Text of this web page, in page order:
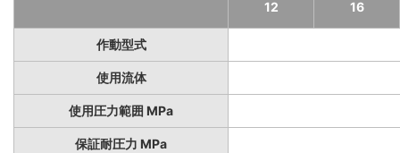
12
16
作動型式
使用流体
使用圧力範囲 MPa
保証耐圧力 MPa